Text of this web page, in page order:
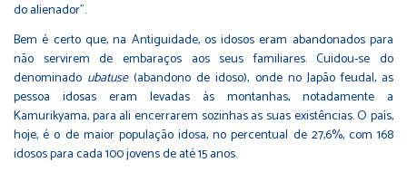
do alienador”.
Bem é certo que, na Antiguidade, os idosos eram abandonados para
não servirem de embaraços aos seus familiares. Cuidou-se do
denominado ubatuse(abandono de idoso), onde no Japão feudal, as
pessoa idosas eram levadas às montanhas, notadamente a
Kamurikyama, para ali encerrarem sozinhas as suas existências. O país,
hoje, é o de maior população idosa, no percentual de 27,6%, com 168
idosos para cada 100 jovens de até 15 anos.